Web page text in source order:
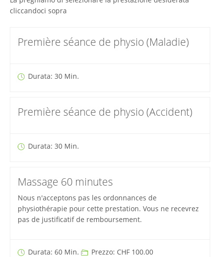
cliccandoci sopra
Première séance de physio (Maladie)
Durata: 30 Min.
Première séance de physio (Accident)
Durata: 30 Min.
Massage 60 minutes
Nous n'acceptons pas les ordonnances de
physiothérapie pour cette prestation. Vous ne recevrez
pas de justificatif de remboursement.
Durata: 60 Min. Prezzo: CHF 100.00